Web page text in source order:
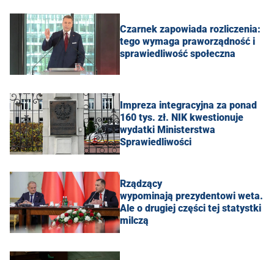
Czarnek zapowiada rozliczenia:
tego wymaga praworządność i
sprawiedliwość społeczna
Impreza integracyjna za ponad
160 tys. zł. NIK kwestionuje
wydatki Ministerstwa
Sprawiedliwości
Rządzący
wypominają prezydentowi weta.
Ale o drugiej części tej statystki
milczą